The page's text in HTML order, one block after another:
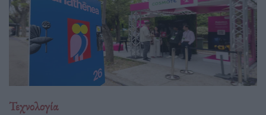
Τεχνολογία